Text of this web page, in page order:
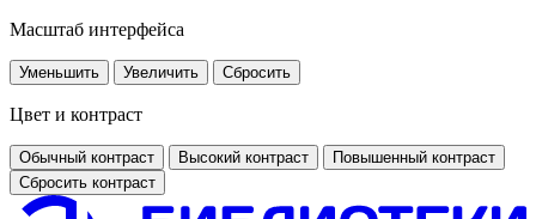
Масштаб интерфейса
Уменьшить Увеличить Сбросить
Цвет и контраст
Обычный контраст Высокий контраст
Повышенный контраст
Сбросить контраст